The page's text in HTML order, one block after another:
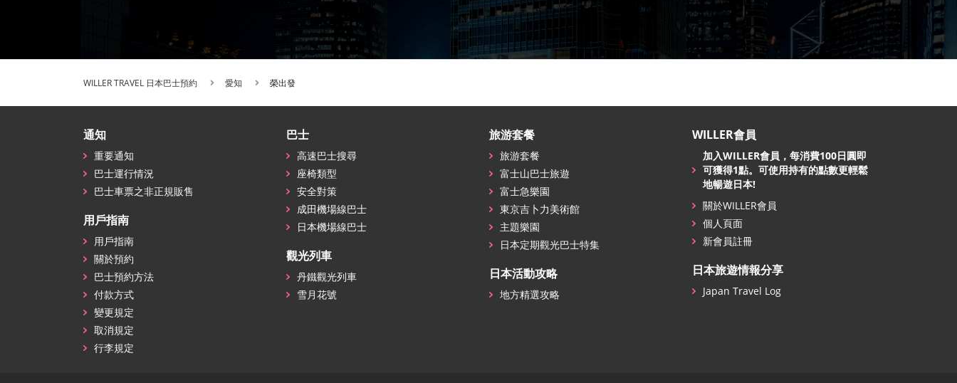
WILLER TRAVEL 日本巴士預約 愛知 榮出發
通知
重要通知
巴士運行情況
巴士車票之非正規販售
用戶指南
用戶指南
關於預約
巴士預約方法
付款方式
變更規定
取消規定
行李規定
巴士
高速巴士搜尋
座椅類型
安全對策
成田機場線巴士
日本機場線巴士
觀光列車
丹鐵觀光列車
雪月花號
旅游套餐
旅游套餐
富士山巴士旅遊
富士急樂園
東京吉卜力美術館
主題樂園
日本定期觀光巴士特集
日本活動攻略
地方精選攻略
WILLER會員
加入WILLER會員，每消費100日圓即
可獲得1點。可使用持有的點數更輕鬆
地暢遊日本!
關於WILLER會員
個人頁面
新會員註冊
日本旅遊情報分享
Japan Travel Log